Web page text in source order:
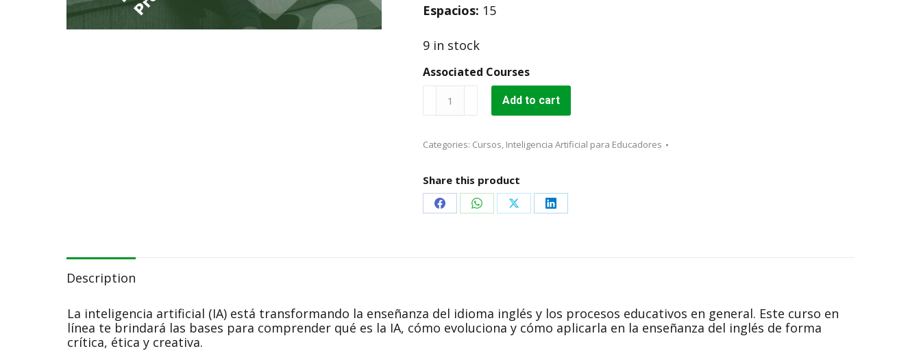
Espacios: 15
9 in stock
Associated Courses
Fundamentos
Artificial
Educadores
de
Inglés
Add to cart
Categories: Cursos, Inteligencia Artificial para Educadores
Share this product
Share Share Share Share
Description
La inteligencia artificial (IA) está transformando la enseñanza del idioma inglés y los procesos educativos en general. Este curso en
línea te brindará las bases para comprender qué es la IA, cómo evoluciona y cómo aplicarla en la enseñanza del inglés de forma
crítica, ética y creativa.